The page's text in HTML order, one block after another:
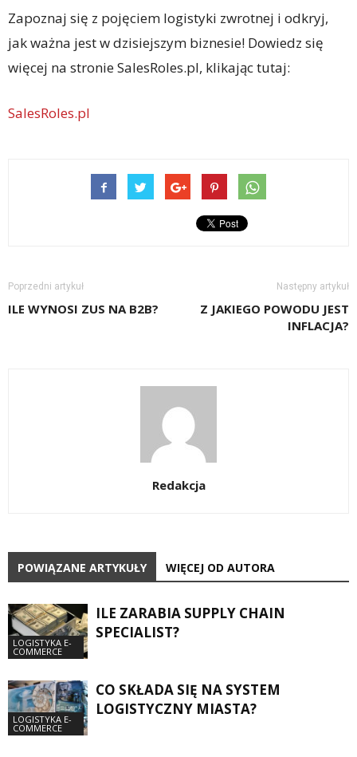
Zapoznaj się z pojęciem logistyki zwrotnej i odkryj,
jak ważna jest w dzisiejszym biznesie! Dowiedz się
więcej na stronie SalesRoles.pl, klikając tutaj:
SalesRoles.pl
Poprzedni artykuł
ILE WYNOSI ZUS NA B2B?
Następny artykuł
Z JAKIEGO POWODU JEST
INFLACJA?
Redakcja
POWIĄZANE ARTYKUŁY WIĘCEJ OD AUTORA
LOGISTYKA E-
COMMERCE
ILE ZARABIA SUPPLY CHAIN
SPECIALIST?
LOGISTYKA E-
COMMERCE
CO SKŁADA SIĘ NA SYSTEM
LOGISTYCZNY MIASTA?